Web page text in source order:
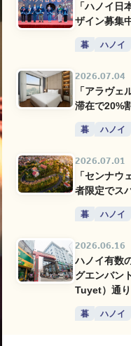
「ハノイ日
ザイン募集
暮 ハノイ
2026.07.04
「アラヴェ
滞在で20%
暮 ハノイ
2026.07.01
「センナウ
者限定でス
暮 ハノイ
2026.06.16
ハノイ有数
グエンバン
Tuyet）通り
暮 ハノイ